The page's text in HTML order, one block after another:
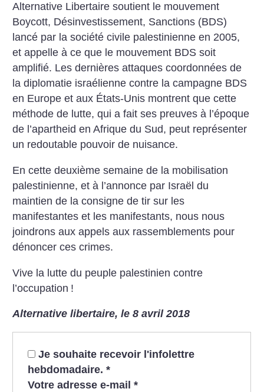
Alternative Libertaire soutient le mouvement
Boycott, Désinvestissement, Sanctions (BDS)
lancé par la société civile palestinienne en 2005,
et appelle à ce que le mouvement BDS soit
amplifié. Les dernières attaques coordonnées de
la diplomatie israélienne contre la campagne BDS
en Europe et aux États-Unis montrent que cette
méthode de lutte, qui a fait ses preuves à l’époque
de l’apartheid en Afrique du Sud, peut représenter
un redoutable pouvoir de nuisance.
En cette deuxième semaine de la mobilisation
palestinienne, et à l’annonce par Israël du
maintien de la consigne de tir sur les
manifestantes et les manifestants, nous nous
joindrons aux appels aux rassemblements pour
dénoncer ces crimes.
Vive la lutte du peuple palestinien contre
l’occupation !
Alternative libertaire, le 8 avril 2018
Je souhaite recevoir l'infolettre
hebdomadaire. *
Votre adresse e-mail *